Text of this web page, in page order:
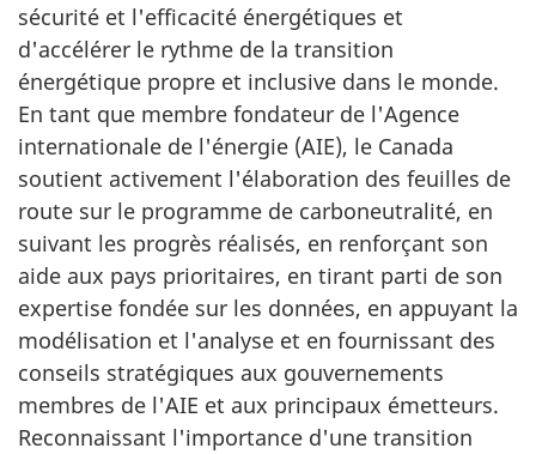
sécurité et l'efficacité énergétiques et
d'accélérer le rythme de la transition
énergétique propre et inclusive dans le monde.
En tant que membre fondateur de l'Agence
internationale de l'énergie (AIE), le Canada
soutient activement l'élaboration des feuilles de
route sur le programme de carboneutralité, en
suivant les progrès réalisés, en renforçant son
aide aux pays prioritaires, en tirant parti de son
expertise fondée sur les données, en appuyant la
modélisation et l'analyse et en fournissant des
conseils stratégiques aux gouvernements
membres de l'AIE et aux principaux émetteurs.
Reconnaissant l'importance d'une transition